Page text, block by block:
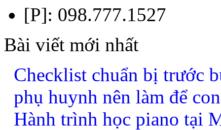
[P]: 098.777.1527
Bài viết mới nhất
Checklist chuẩn bị trước
phụ huynh nên làm để
Hành trình học piano tại